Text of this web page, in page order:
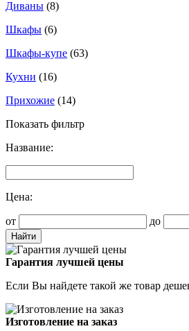
Диваны (8)
Шкафы (6)
Шкафы-купе (63)
Кухни (16)
Прихожие (14)
Показать фильтр
Название:
Цена:
от до
Гарантия лучшей цены
Если Вы найдете такой же товар
Изготовление на заказ